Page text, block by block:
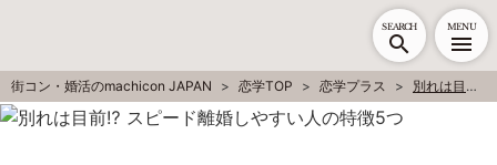
SEARCH MENU
街コン・婚活のmachicon JAPAN 恋学TOP 恋学プラス 別れは目前⁉ スピード離婚しやすい人の特徴5つ